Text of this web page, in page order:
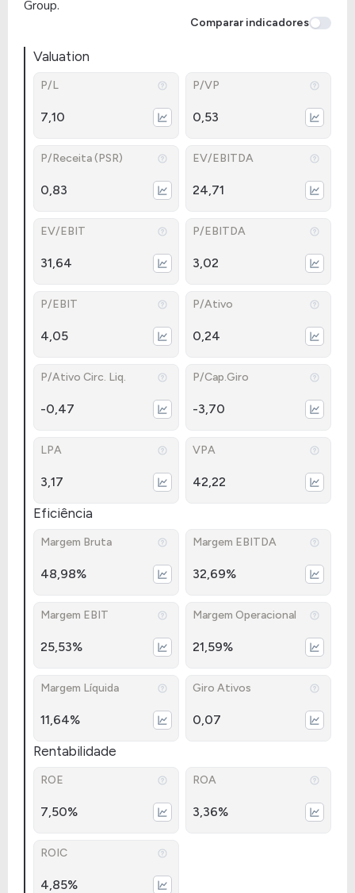
Group.
Comparar indicadores
Valuation
P/L
7,10
P/VP
0,53
P/Receita (PSR)
0,83
EV/EBITDA
24,71
EV/EBIT
31,64
P/EBITDA
3,02
P/EBIT
4,05
P/Ativo
0,24
P/Ativo Circ. Liq.
-0,47
P/Cap.Giro
-3,70
LPA
3,17
VPA
42,22
Eficiência
Margem Bruta
48,98%
Margem EBITDA
32,69%
Margem EBIT
25,53%
Margem Operacional
21,59%
Margem Líquida
11,64%
Giro Ativos
0,07
Rentabilidade
ROE
7,50%
ROA
3,36%
ROIC
4,85%